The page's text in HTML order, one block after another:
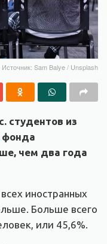
Sam Balye / Unsplash
студентов из
фонда
чем два года
иностранных
Больше всего
или 45,6%.